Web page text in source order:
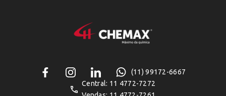
(11) 99172-6667
Central: 11 4772-7272